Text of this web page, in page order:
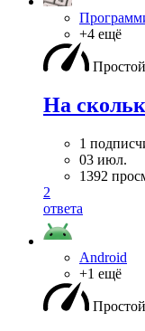
+4 ещё
Простой
На
1
03 июл.
1392
2
ответа
Android
+1 ещё
Простой